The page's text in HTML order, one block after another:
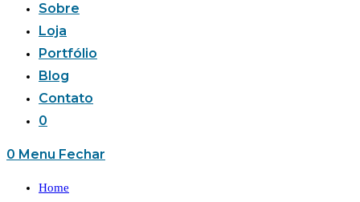
Sobre
Loja
Portfólio
Blog
Contato
0
0 Menu Fechar
Home